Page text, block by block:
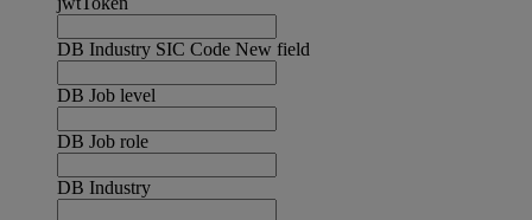
DB Industry SIC Code New field
DB Job level
DB Job role
DB Industry